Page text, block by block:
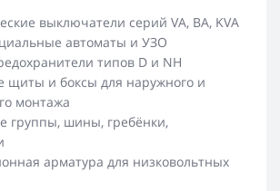
выключатели серий VA, BA, KVA
автоматы и УЗО
типов D и NH
щиты и боксы для наружного и
монтажа
группы, шины, гребёнки,
арматура для низковольтных